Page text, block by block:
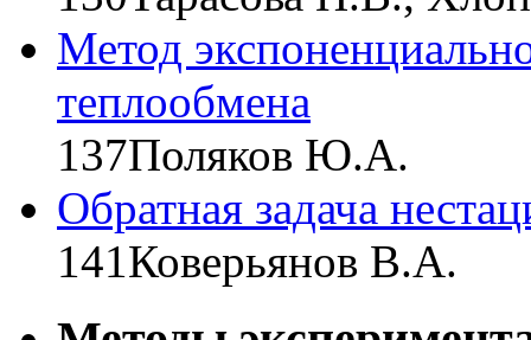
Метод
теплообмена
137Поляков Ю.А.
Обратная задача
141Коверьянов В.А.